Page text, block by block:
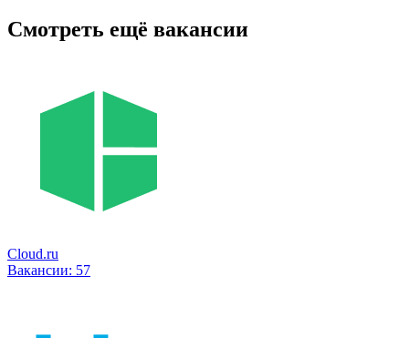
Смотреть ещё вакансии
Cloud.ru
Вакансии: 57